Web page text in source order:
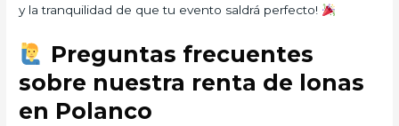
y la tranquilidad de que tu evento saldrá perfecto!
Preguntas frecuentes
sobre nuestra renta de lonas
en Polanco